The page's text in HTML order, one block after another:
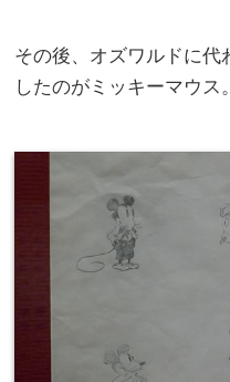
その後、オズワルドに代
したのがミッキーマウス。